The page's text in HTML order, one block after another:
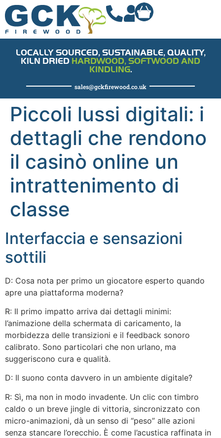
LOCALLY SOURCED, SUSTAINABLE, QUALITY,
KILN DRIED HARDWOOD, SOFTWOOD AND
KINDLING.
sales@gckfirewood.co.uk
Piccoli lussi digitali: i
dettagli che rendono
il casinò online un
intrattenimento di
classe
Interfaccia e sensazioni
sottili
D: Cosa nota per primo un giocatore esperto quando
apre una piattaforma moderna?
R: Il primo impatto arriva dai dettagli minimi:
l’animazione della schermata di caricamento, la
morbidezza delle transizioni e il feedback sonoro
calibrato. Sono particolari che non urlano, ma
suggeriscono cura e qualità.
D: Il suono conta davvero in un ambiente digitale?
R: Sì, ma non in modo invadente. Un clic con timbro
caldo o un breve jingle di vittoria, sincronizzato con
micro-animazioni, dà un senso di “peso” alle azioni
senza stancare l’orecchio. È come l’acustica raffinata in